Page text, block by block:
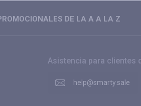
DE LA A A LA Z
Asistencia para clientes
help@smarty.sale